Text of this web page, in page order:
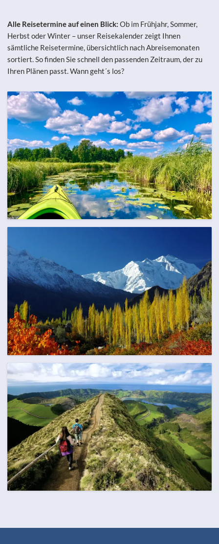
Alle Reisetermine auf einen Blick: Ob im Frühjahr, Sommer,
Herbst oder Winter – unser Reisekalender zeigt Ihnen
sämtliche Reisetermine, übersichtlich nach Abreisemonaten
sortiert. So finden Sie schnell den passenden Zeitraum, der zu
Ihren Plänen passt. Wann geht´s los?
SEPTEMBER
118 Termine
Alle Monate ansehen